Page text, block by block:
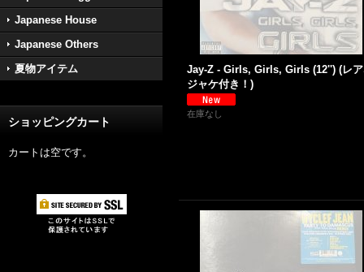
Japanese House
Japanese Others
夏物アイテム
ショッピングカート
カートは空です。
Jay-Z - Girls, Girls, Girls (12'') (レ
ジャケ付き！)
在庫なし